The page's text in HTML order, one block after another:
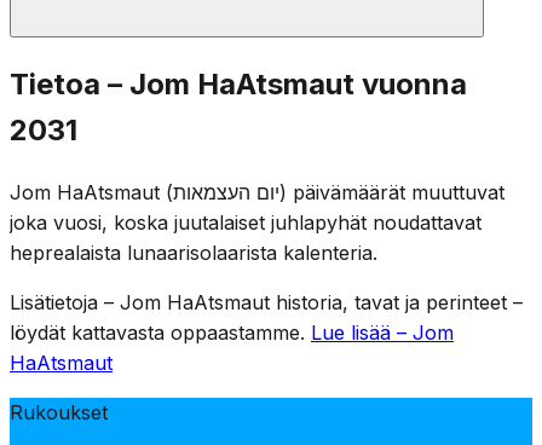
Jom HaZikaronin illan hämärtyessä Herzl-vuorella
pidetään seremonia siirtymän merkiksi. Muistoliekit
sammutetaan ja juhlinta alkaa – surusta iloon yhdessä
Tietoa – Jom HaAtsmaut vuonna
2031
Jom HaAtsmaut (יום העצמאות) päivämäärät muuttuvat
joka vuosi, koska juutalaiset juhlapyhät noudattavat
heprealaista lunaarisolaarista kalenteria.
Lisätietoja – Jom HaAtsmaut historia, tavat ja perinteet –
löydät kattavasta oppaastamme. Lue lisää – Jom
HaAtsmaut
Rukoukset